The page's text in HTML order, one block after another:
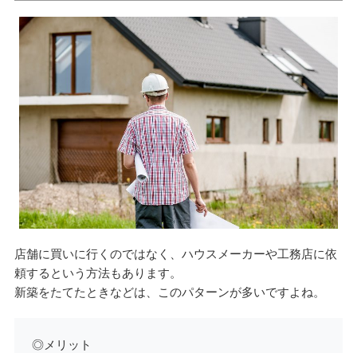
店舗に買いに行くのではなく、ハウスメーカーや工務店に依
頼するという方法もあります。
新築をたてたときなどは、このパターンが多いですよね。
◎メリット